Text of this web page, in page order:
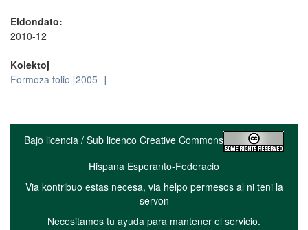
Eldondato:
2010-12
Kolektoj
Formoza folio [2005- ]
Bajo licencia / Sub licenco Creative Commons
Hispana Esperanto-Federacio
Via kontribuo estas necesa, via helpo permesos al ni teni la
servon
Necesitamos tu ayuda para mantener el servicio.